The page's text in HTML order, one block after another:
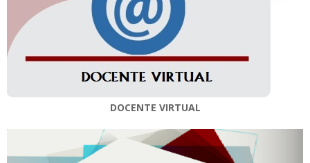
DOCENTE VIRTUAL